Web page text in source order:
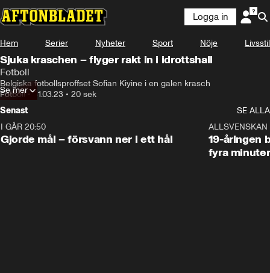
Logga in
Hem Serier Nyheter Sport Nöje Livsstil
Sjuka kraschen – flyger rakt in i idrottshall
Fotboll
Belgiska fotbollsproffset Sofian Kiyine i en galen krasch
Fotboll•31.03.23 • 20 sek
Se mer
Senast
SE ALLA
I GÅR 20:50
Gjorde mål – försvann ner i ett hål
ALLSVENSKAN
19-åringen
fyra minuter